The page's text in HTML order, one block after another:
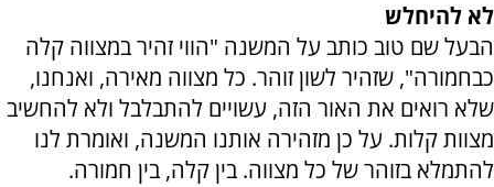
לא להיחלש
הבעל שם טוב כותב על המשנה "הווי זהיר במצווה קלה
כבחמורה", שזהיר לשון זוהר. כל מצווה מאירה, ואנחנו,
שלא רואים את האור הזה, עשויים להתבלבל ולא להחשיב
מצוות קלות. על כן מזהירה אותנו המשנה, ואומרת לנו
להתמלא בזוהר של כל מצווה. בין קלה, בין חמורה.